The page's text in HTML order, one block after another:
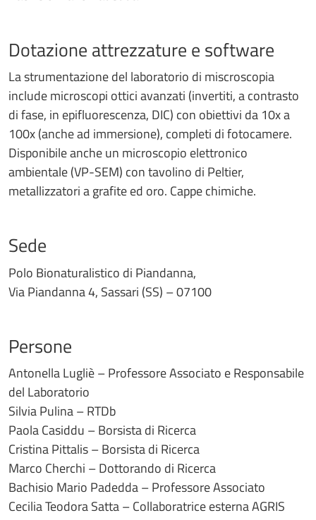
Dotazione attrezzature e software
La strumentazione del laboratorio di miscroscopia
include microscopi ottici avanzati (invertiti, a contrasto
di fase, in epifluorescenza, DIC) con obiettivi da 10x a
100x (anche ad immersione), completi di fotocamere.
Disponibile anche un microscopio elettronico
ambientale (VP-SEM) con tavolino di Peltier,
metallizzatori a grafite ed oro. Cappe chimiche.
Sede
Polo Bionaturalistico di Piandanna,
Via Piandanna 4, Sassari (SS) – 07100
Persone
Antonella Lugliè – Professore Associato e Responsabile
del Laboratorio
Silvia Pulina – RTDb
Paola Casiddu – Borsista di Ricerca
Cristina Pittalis – Borsista di Ricerca
Marco Cherchi – Dottorando di Ricerca
Bachisio Mario Padedda – Professore Associato
Cecilia Teodora Satta – Collaboratrice esterna AGRIS